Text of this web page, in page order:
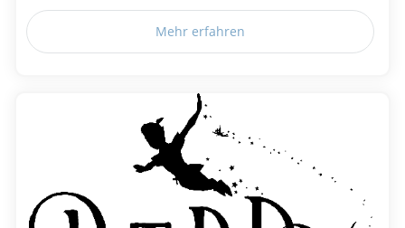
Mehr erfahren